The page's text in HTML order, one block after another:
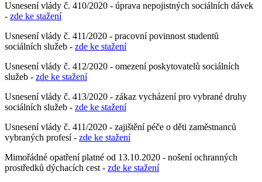
Usnesení vlády č. 410/2020 - úprava nepojistných sociálních dávek
- zde ke stažení
Usnesení vlády č. 411/2020 - pracovní povinnost studentů
sociálních služeb - zde ke stažení
Usnesení vlády č. 412/2020 - omezení poskytovatelů sociálních
služeb - zde ke stažení
Usnesení vlády č. 413/2020 - zákaz vycházení pro vybrané druhy
sociálních služeb - zde ke stažení
Usnesení vlády č. 411/2020 - zajištění péče o děti zaměstnanců
vybraných profesí - zde ke stažení
Mimořádné opatření platné od 13.10.2020 - nošení ochranných
prostředků dýchacích cest - zde ke stažení